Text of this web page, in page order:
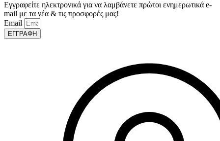
Εγγραφείτε ηλεκτρονικά για να λαμβάνετε πρώτοι ενημερωτικά e-
mail με τα νέα & τις προσφορές μας!
Email
ΕΓΓΡΑΦΗ